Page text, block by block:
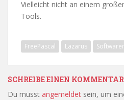
Vielleicht nicht an einem
Tools.
FreePascal Lazarus
SCHREIBE EINEN KOMMENTAR
Du musst angemeldet sein, um